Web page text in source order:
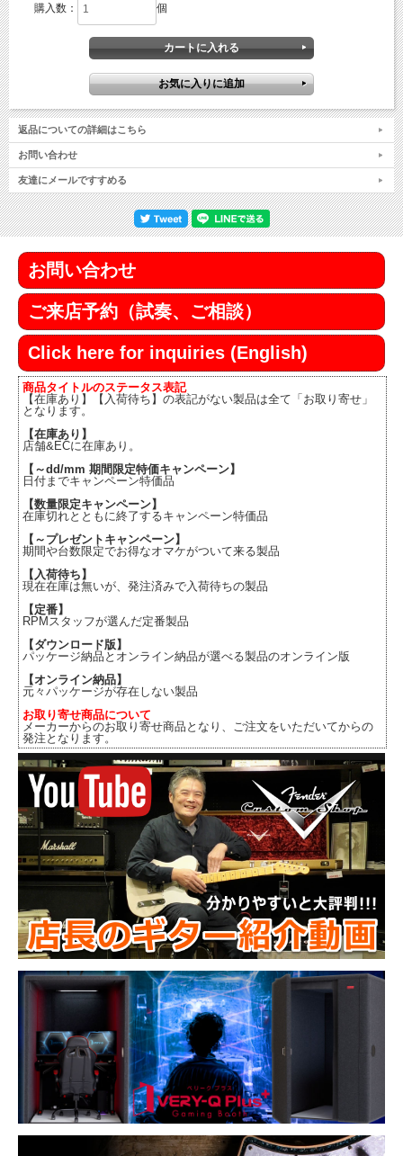
購入数： 個
返品についての詳細はこちら
お問い合わせ
友達にメールですすめる
お問い合わせ
ご来店予約（試奏、ご相談）
Click here for inquiries (English)
商品タイトルのステータス表記
【在庫あり】【入荷待ち】の表記がない製品は全て「お取り寄せ」
となります。
【在庫あり】
店舗&ECに在庫あり。
【～dd/mm 期間限定特価キャンペーン】
日付までキャンペーン特価品
【数量限定キャンペーン】
在庫切れとともに終了するキャンペーン特価品
【～プレゼントキャンペーン】
期間や台数限定でお得なオマケがついて来る製品
【入荷待ち】
現在在庫は無いが、発注済みで入荷待ちの製品
【定番】
RPMスタッフが選んだ定番製品
【ダウンロード版】
パッケージ納品とオンライン納品が選べる製品のオンライン版
【オンライン納品】
元々パッケージが存在しない製品
お取り寄せ商品について
メーカーからのお取り寄せ商品となり、ご注文をいただいてからの
発注となります。